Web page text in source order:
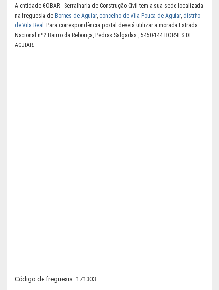
A entidade GOBAR - Serralharia de Construção Civil tem a sua sede localizada
na freguesia de Bornes de Aguiar, concelho de Vila Pouca de Aguiar, distrito
de Vila Real . Para correspondência postal deverá utilizar a morada Estrada
Nacional nº2 Bairro da Reboriça, Pedras Salgadas , 5450-144 BORNES DE
AGUIAR.
Código de freguesia: 171303